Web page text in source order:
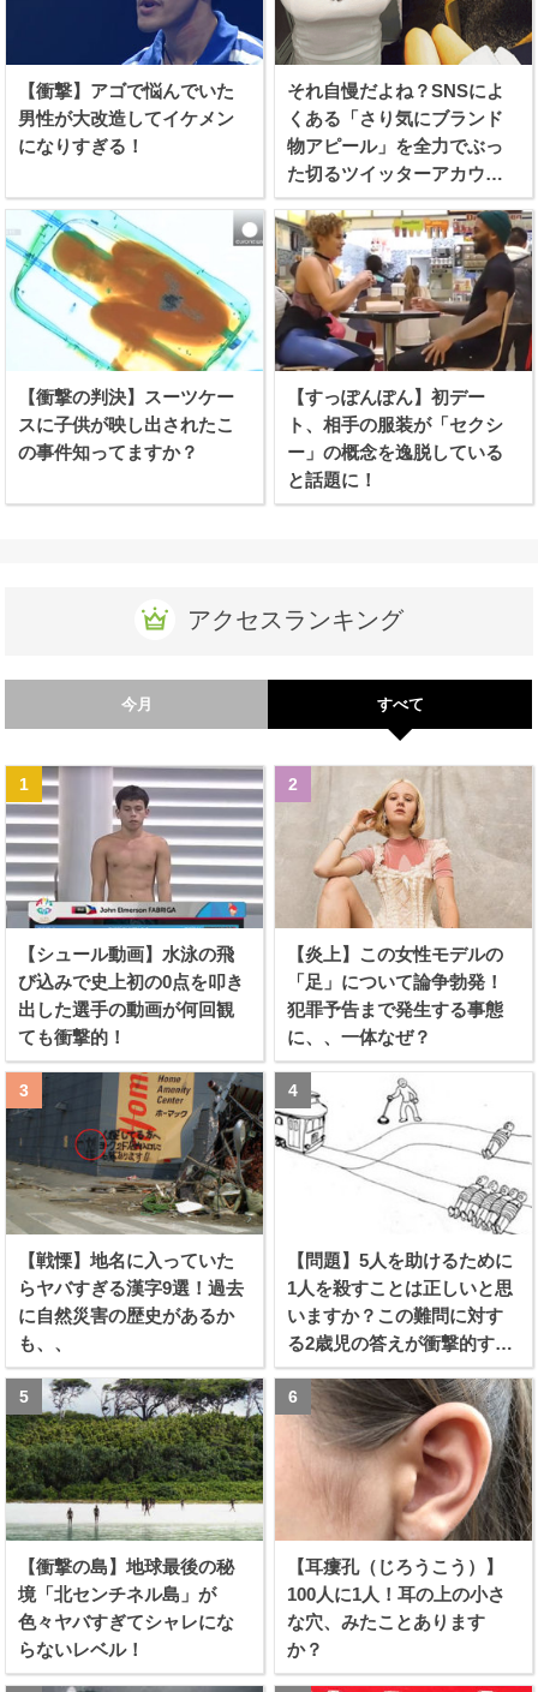
【衝撃】アゴで悩んでいた
男性が大改造してイケメン
になりすぎる！
それ自慢だよね？SNSによ
くある「さり気にブランド
物アピール」を全力でぶっ
た切るツイッターアカウン
トが話題に！
【衝撃の判決】スーツケー
スに子供が映し出されたこ
の事件知ってますか？
【すっぽんぽん】初デー
ト、相手の服装が「セクシ
ー」の概念を逸脱している
と話題に！
アクセスランキング
今月 すべて
【シュール動画】水泳の飛
び込みで史上初の0点を叩き
出した選手の動画が何回観
ても衝撃的！
【炎上】この女性モデルの
「足」について論争勃発！
犯罪予告まで発生する事態
に、、一体なぜ？
【戦慄】地名に入っていた
らヤバすぎる漢字9選！過去
に自然災害の歴史があるか
も、、
【問題】5人を助けるために
1人を殺すことは正しいと思
いますか？この難問に対す
る2歳児の答えが衝撃的すぎ
る！！
【衝撃の島】地球最後の秘
境「北センチネル島」が
色々ヤバすぎてシャレにな
らないレベル！
【耳瘻孔（じろうこう）】
100人に1人！耳の上の小さ
な穴、みたことあります
か？